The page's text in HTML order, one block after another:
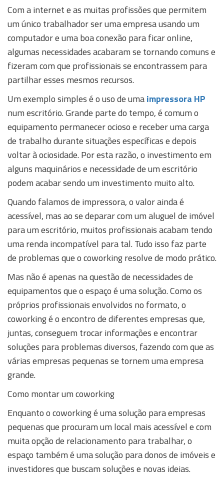
Com a internet e as muitas profissões que permitem
um único trabalhador ser uma empresa usando um
computador e uma boa conexão para ficar online,
algumas necessidades acabaram se tornando comuns e
fizeram com que profissionais se encontrassem para
partilhar esses mesmos recursos.
Um exemplo simples é o uso de umaimpressora HP
num escritório. Grande parte do tempo, é comum o
equipamento permanecer ocioso e receber uma carga
de trabalho durante situações específicas e depois
voltar à ociosidade. Por esta razão, o investimento em
alguns maquinários e necessidade de um escritório
podem acabar sendo um investimento muito alto.
Quando falamos de impressora, o valor ainda é
acessível, mas ao se deparar com um aluguel de imóvel
para um escritório, muitos profissionais acabam tendo
uma renda incompatível para tal. Tudo isso faz parte
de problemas que o coworking resolve de modo prático.
Mas não é apenas na questão de necessidades de
equipamentos que o espaço é uma solução. Como os
próprios profissionais envolvidos no formato, o
coworking é o encontro de diferentes empresas que,
juntas, conseguem trocar informações e encontrar
soluções para problemas diversos, fazendo com que as
várias empresas pequenas se tornem uma empresa
grande.
Como montar um coworking
Enquanto o coworking é uma solução para empresas
pequenas que procuram um local mais acessível e com
muita opção de relacionamento para trabalhar, o
espaço também é uma solução para donos de imóveis e
investidores que buscam soluções e novas ideias.